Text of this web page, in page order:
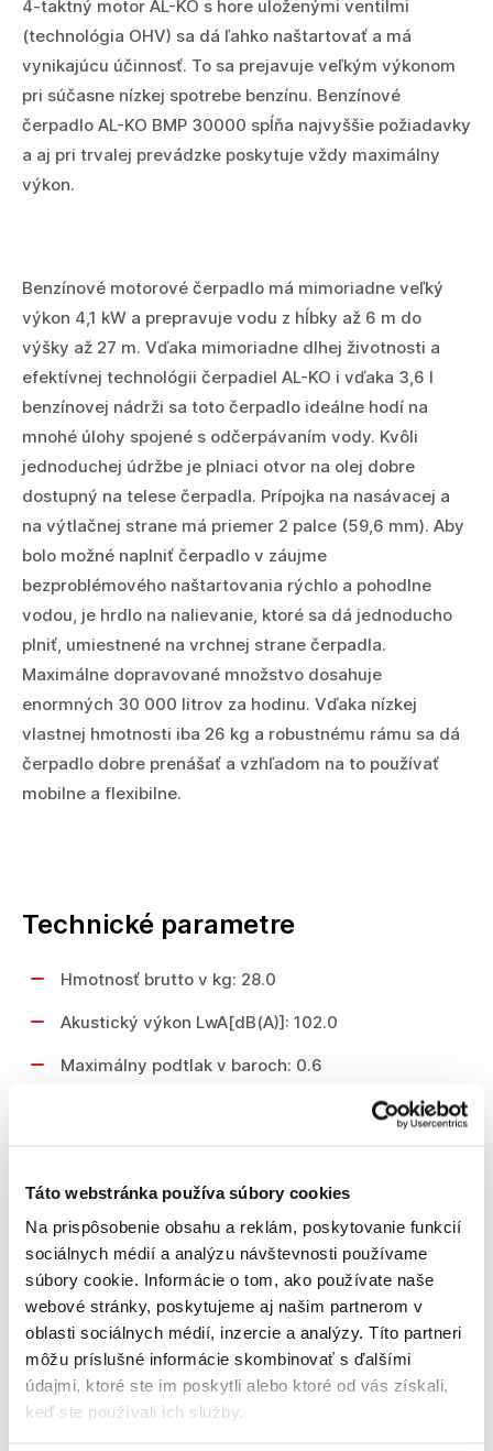
Táto webstránka používa súbory cookies
Na prispôsobenie obsahu a reklám, poskytovanie funkcií
sociálnych médií a analýzu návštevnosti používame
súbory cookie. Informácie o tom, ako používate naše
webové stránky, poskytujeme aj našim partnerom v
oblasti sociálnych médií, inzercie a analýzy. Títo partneri
môžu príslušné informácie skombinovať s ďalšími
údajmi, ktoré ste im poskytli alebo ktoré od vás získali,
keď ste používali ich služby.
4-taktný motor AL-KO s hore uloženými ventilmi
(technológia OHV) sa dá ľahko naštartovať a má
vynikajúcu účinnosť. To sa prejavuje veľkým výkonom
pri súčasne nízkej spotrebe benzínu. Benzínové
čerpadlo AL-KO BMP 30000 spĺňa najvyššie požiadavky
a aj pri trvalej prevádzke poskytuje vždy maximálny
výkon.
Benzínové motorové čerpadlo má mimoriadne veľký
výkon 4,1 kW a prepravuje vodu z hĺbky až 6 m do
výšky až 27 m. Vďaka mimoriadne dlhej životnosti a
efektívnej technológii čerpadiel AL-KO i vďaka 3,6 l
benzínovej nádrži sa toto čerpadlo ideálne hodí na
mnohé úlohy spojené s odčerpávaním vody. Kvôli
jednoduchej údržbe je plniaci otvor na olej dobre
dostupný na telese čerpadla. Prípojka na nasávacej a
na výtlačnej strane má priemer 2 palce (59,6 mm). Aby
bolo možné naplniť čerpadlo v záujme
bezproblémového naštartovania rýchlo a pohodlne
vodou, je hrdlo na nalievanie, ktoré sa dá jednoducho
plniť, umiestnené na vrchnej strane čerpadla.
Maximálne dopravované množstvo dosahuje
enormných 30 000 litrov za hodinu. Vďaka nízkej
vlastnej hmotnosti iba 26 kg a robustnému rámu sa dá
čerpadlo dobre prenášať a vzhľadom na to používať
mobilne a flexibilne.
Technické parametre
Hmotnosť brutto v kg: 28.0
Akustický výkon LwA[dB(A)]: 102.0
Maximálny podtlak v baroch: 0.6
Maximálna sacia výška v m: 6.0
Objem v ccm: 196.0
Objem palivovej nádrže v: l 3.6
Typ motora: 4-taktný
Hmotnosť netto v kg: 26.0
Počet otáčok v ot./min: 3600.0